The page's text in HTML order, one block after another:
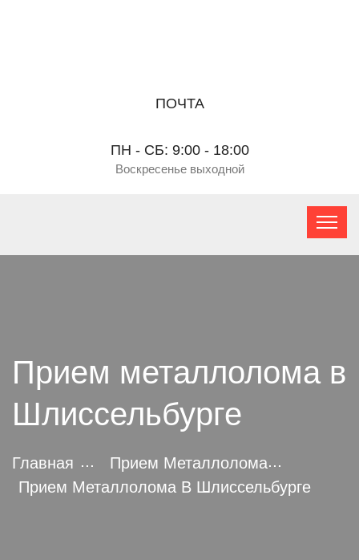
ПОЧТА
ПН - СБ: 9:00 - 18:00
Воскресенье выходной
Прием металлолома в
Шлиссельбурге
Главная
Прием Металлолома
Прием Металлолома В Шлиссельбурге